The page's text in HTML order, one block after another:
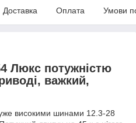
Доставка Оплата Умови
Люкс потужністю
важкий,
високими шинами 12.3-28